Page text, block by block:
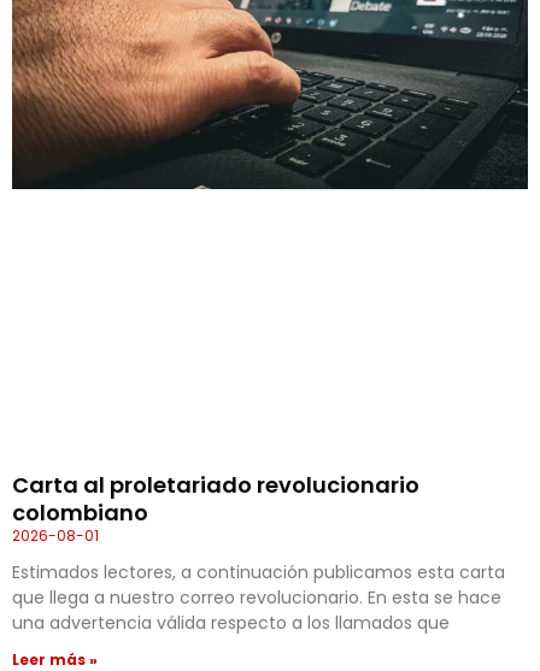
Carta al proletariado revolucionario
colombiano
2026-08-01
Estimados lectores, a continuación publicamos esta carta
que llega a nuestro correo revolucionario. En esta se hace
una advertencia válida respecto a los llamados que
Leer más »